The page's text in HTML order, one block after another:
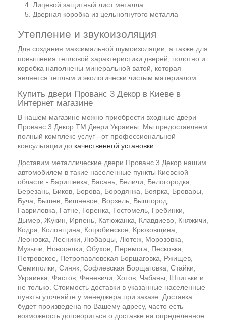
Лицевой защитный лист металла
Дверная коробка из цельногнутого металла
Утепление и звукоизоляция
Для создания максимальной шумоизоляции, а также для
повышения тепловой характеристики дверей, полотно и
коробка наполнены минеральной ватой, которая
является теплым и экологически чистым материалом.
Купить двери Прованс 3 Декор в Киеве в
Интернет магазине
В нашем магазине можно приобрести входные двери
Прованс 3 Декор ТМ Двери Украины. Мы предоставляем
полный комплекс услуг - от профессиональной
консультации до качественной установки.
Доставим металлические двери Прованс 3 Декор нашим
автомобилем в такие населенные пункты Киевской
области - Баришевка, Басань, Беличи, Белогородка,
Березань, Биков, Борова, Бородянка, Боярка, Бровары,
Буча, Бышев, Вишневое, Ворзель, Вышгород,
Гавриловка, Гатне, Горенка, Гостомель, Гребинки,
Дымер, Жукин, Ирпень, Катюжанка, Клавдиево, Княжичи,
Кодра, Колонщина, Коцюбинское, Крюковщина,
Леоновка, Лесники, Любарцы, Лютеж, Морозовка,
Музычи, Новоселки, Обухов, Перемога, Песковка,
Петровское, Петропавловская Борщаговка, Ржищев,
Семиполки, Синяк, Софиевская Борщаговка, Стайки,
Украинка, Фастов, Феневичи, Хотов, Чабаны, Шпитьки и
не только. Стоимость доставки в указанные населенные
пункты уточняйте у менеджера при заказе. Доставка
будет произведена по Вашему адресу, часто есть
возможность договориться о доставке на определенное